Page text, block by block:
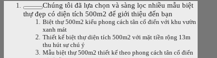
Chúng tôi đã lựa chọn và sàng lọc nhiều mẫu biệt
thự đẹp có diện tích 500m2 để giới thiệu đến bạn
Biệt thự 500m2 kiểu phong cách tân cổ điển với khu vườn
xanh mát
Thiết kế biệt thự diện tích 500m2 với mặt tiền rộng 13m
thu hút sự chú ý
Mẫu biệt thự 500m2 thiết kế theo phong cách tân cổ điển